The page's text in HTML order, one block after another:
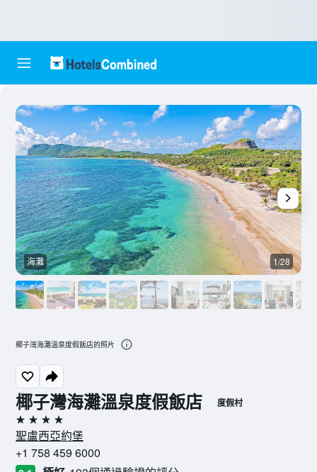
椰子灣海灘溫泉度假飯店 度假村
4星級
聖盧西亞約堡
+1 758 459 6000
海灘 1/28
椰子灣海灘溫泉度假飯店的照片